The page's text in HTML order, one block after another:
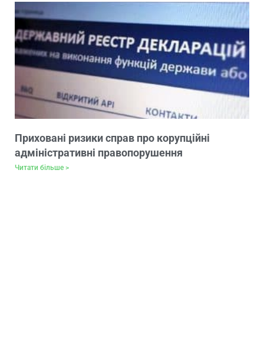
Приховані ризики справ про корупційні
адміністративні правопорушення
Читати більше >